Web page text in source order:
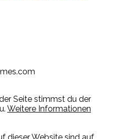
Seite stimmst du der
Weitere Informationen